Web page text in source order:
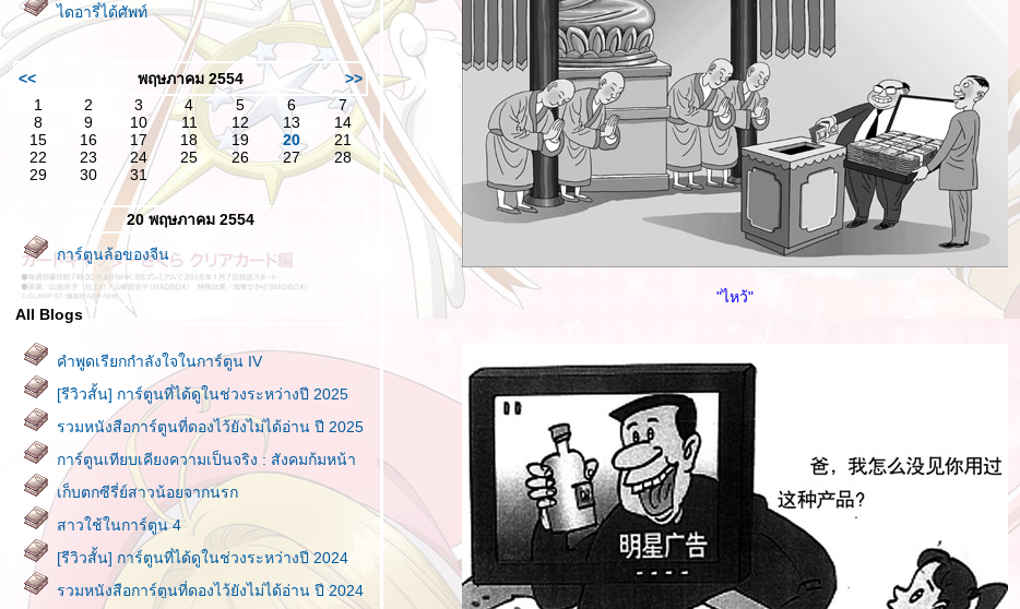
ไดอารี่ได้ศัพท์
<< พฤษภาคม 2554
>>
1
2 3 4 5 6
7
8
9 10 11 12 13
14
15
16 17 18 19 20
21
22
23 24 25 26 27
28
29
30 31
20 พฤษภาคม 2554
การ์ตูนล้อของจีน
All Blogs
คำพูดเรียกกำลังใจในการ์ตูน IV
[รีวิวสั้น] การ์ตูนที่ได้ดูในช่วงระหว่างปี 2025
รวมหนังสือการ์ตูนที่ดองไว้ยังไม่ได้อ่าน ปี 2025
การ์ตูนเทียบเคียงความเป็นจริง : สังคมก้มหน้า
เก็บตกซีรี่ย์สาวน้อยจากนรก
สาวใช้ในการ์ตูน 4
[รีวิวสั้น] การ์ตูนที่ได้ดูในช่วงระหว่างปี 2024
รวมหนังสือการ์ตูนที่ดองไว้ยังไม่ได้อ่าน ปี 2024
"ไหว้"